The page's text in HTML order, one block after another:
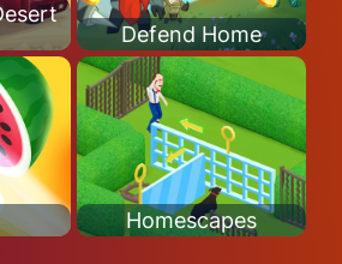
Defend Home
Homescapes